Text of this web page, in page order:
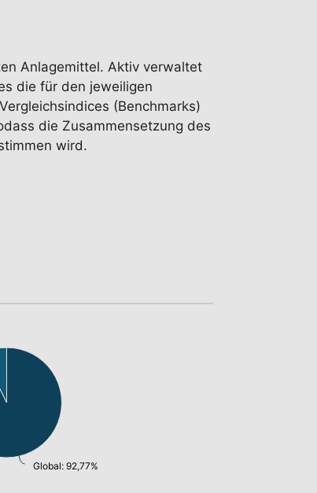
Anlagemittel. Aktiv verwaltet
die für den jeweiligen
(Benchmarks)
die Zusammensetzung des
wird.
Global: 92,77%